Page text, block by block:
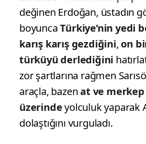
değinen Erdoğan, üstadın
boyuncaTürkiye’nin yedi
karış karış gezdiğini, on
türküyü derlediğini
zor şartlarına rağmen
araçla, bazenat ve merkep
üzerindeyolculuk yaparak
dolaştığını vurguladı.